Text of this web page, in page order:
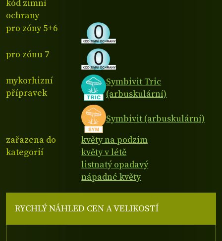
kód zimní
ochrany
pro zóny 5+6
pro zónu 7
mykorhizní
přípravek
Symbivit Tric
(arbuskulární)
Symbivit (arbuskulární)
zařazena do
kategorií
květy na podzim
květy v létě
listnatý opadavý
nápadné květy
RYCHLÝ NÁHLED CEN A VELIKOSTÍ